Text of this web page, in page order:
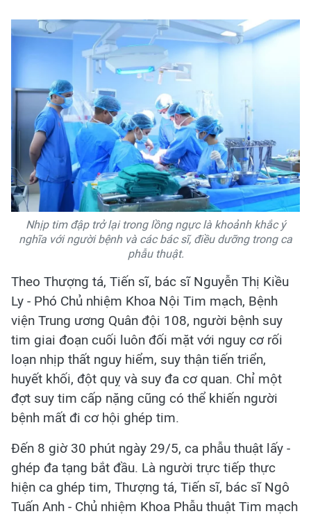
Nhịp tim đập trở lại trong lồng ngực là khoảnh khắc ý
nghĩa với người bệnh và các bác sĩ, điều dưỡng trong ca
phẫu thuật.
Theo Thượng tá, Tiến sĩ, bác sĩ Nguyễn Thị Kiều
Ly - Phó Chủ nhiệm Khoa Nội Tim mạch, Bệnh
viện Trung ương Quân đội 108, người bệnh suy
tim giai đoạn cuối luôn đối mặt với nguy cơ rối
loạn nhịp thất nguy hiểm, suy thận tiến triển,
huyết khối, đột quỵ và suy đa cơ quan. Chỉ một
đợt suy tim cấp nặng cũng có thể khiến người
bệnh mất đi cơ hội ghép tim.
Đến 8 giờ 30 phút ngày 29/5, ca phẫu thuật lấy -
ghép đa tạng bắt đầu. Là người trực tiếp thực
hiện ca ghép tim, Thượng tá, Tiến sĩ, bác sĩ Ngô
Tuấn Anh - Chủ nhiệm Khoa Phẫu thuật Tim mạch